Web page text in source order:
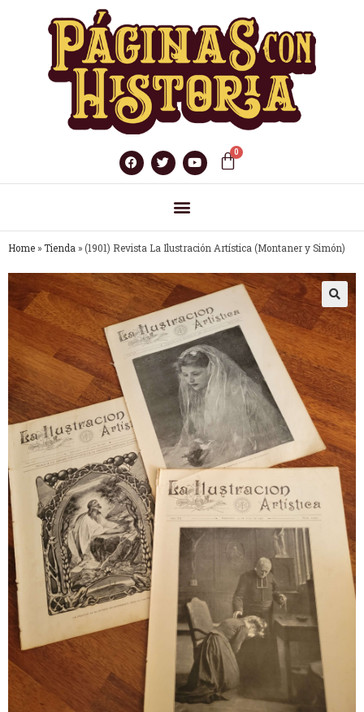
Home » Tienda » (1901) Revista La Ilustración Artística (Montaner y Simón)
🔍